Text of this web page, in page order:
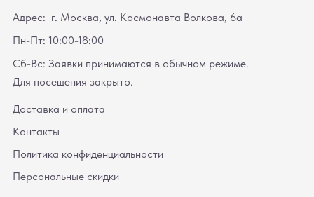
Адрес: г. Москва, ул. Космонавта Волкова, 6а
Пн-Пт: 10:00-18:00
Сб-Вс: Заявки принимаются в обычном режиме.
Для посещения закрыто.
Доставка и оплата
Контакты
Политика конфиденциальности
Персональные скидки